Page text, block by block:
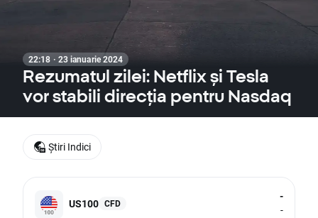
22:18 · 23 ianuarie 2024
Rezumatul zilei: Netflix și Tesla
vor stabili direcția pentru Nasdaq
US100 CFD
-
-
Știri Indici